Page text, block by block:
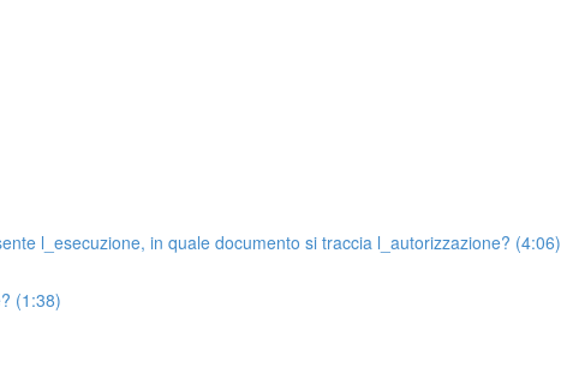
l_esecuzione, in quale documento si traccia l_autorizzazione? (4:06)
(1:38)